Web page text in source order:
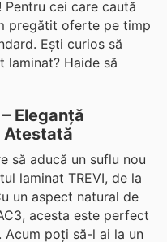
Pentru cei care caută
pregătit oferte pe timp
Ești curios să
Haide să
Eleganță
Atestată
să aducă un suflu nou
laminat TREVI, de la
un aspect natural de
acesta este perfect
poți să-l ai la un